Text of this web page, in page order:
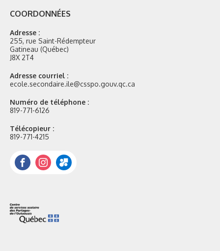
COORDONNÉES
Adresse :
255, rue Saint-Rédempteur
Gatineau (Québec)
J8X 2T4
Adresse courriel :
ecole.secondaire.ile@csspo.gouv.qc.ca
Numéro de téléphone :
819-771-6126
Télécopieur :
819-771-4215
FacebookInstagram
Portail
Mozaik